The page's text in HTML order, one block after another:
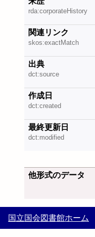
rda:corporateHistory
関連リンク
skos:exactMatch
出典
dct:source
作成日
dct:created
最終更新日
dct:modified
他形式のデータ
国立国会図書館ホーム